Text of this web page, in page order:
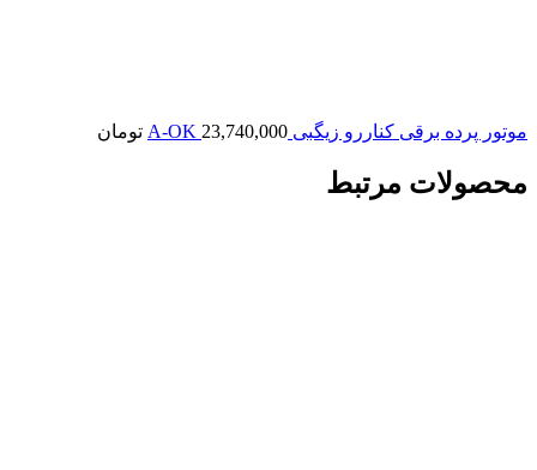
موتور پرده برقی کناررو زیگبی A-OK 23,740,000 تومان
محصولات مرتبط